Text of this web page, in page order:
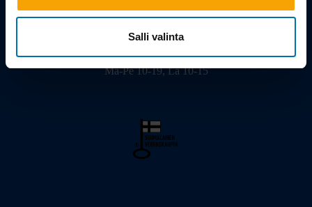
Salli valinta
02 - 2322675
Myymälä avoinna:
Ma-Pe 10-19, La 10-15